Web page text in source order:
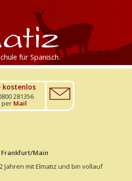
für Spanisch.
kostenlos
281356
per Mail
Frankfurt/Main
Jahren mit Elmatiz und bin vollauf